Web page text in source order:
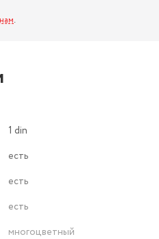
.
1 din
есть
есть
есть
многоцветный